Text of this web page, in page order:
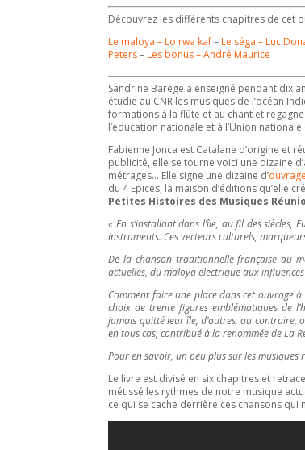
Découvrez les différents chapitres de cet
Le maloya – Lo rwa kaf– Le séga – Luc
Peters– Les bonus – André Maurice
Sandrine Barège a enseigné pendant dix
étudie au CNR les musiques de l’océan
formations à la flûte et au chant et
l’éducation nationale et à l’Union nationale
Fabienne Jonca est Catalane d’origine et
publicité, elle se tourne voici une dizaine
métrages… Elle signe une dizaine d’
du 4 Epices, la maison d’éditions qu’elle
Petites Histoires des Musiques
« En s’installant dans l’île, au fil des
instruments. Ces vecteurs culturels,
De la chanson traditionnelle française au
actuelles, du maloya électrique aux
Comment faire une place dans cet ouvrage
choix de trente figures emblématiques de
jamais quitté leur île, d’autres, au contraire,
en tous cas, contribué à la renommée de La
Pour en savoir, un peu plus sur les
Le livre est divisé en six chapitres et
métissé les rythmes de notre musique
ce qui se cache derrière ces chansons